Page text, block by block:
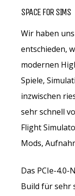
SPACE FOR SIMS
Wir haben
entschieden,
modernen
Spiele,
inzwischen
sehr schnell
Flight
Mods,
Das PCIe-
Build für sehr